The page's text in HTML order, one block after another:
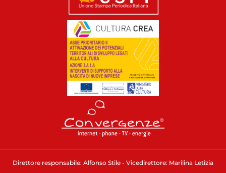
Direttore responsabile: Alfonso Stile - Vicedirettore: Marilina Letizia